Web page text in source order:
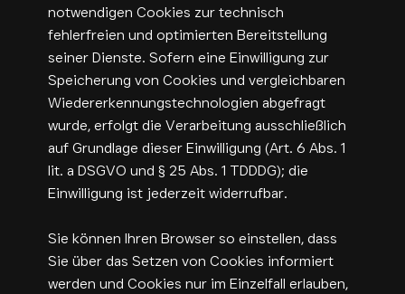
notwendigen Cookies zur technisch
fehlerfreien und optimierten Bereitstellung
seiner Dienste. Sofern eine Einwilligung zur
Speicherung von Cookies und vergleichbaren
Wiedererkennungstechnologien abgefragt
wurde, erfolgt die Verarbeitung ausschließlich
auf Grundlage dieser Einwilligung (Art. 6 Abs. 1
lit. a DSGVO und § 25 Abs. 1 TDDDG); die
Einwilligung ist jederzeit widerrufbar.
Sie können Ihren Browser so einstellen, dass
Sie über das Setzen von Cookies informiert
werden und Cookies nur im Einzelfall erlauben,